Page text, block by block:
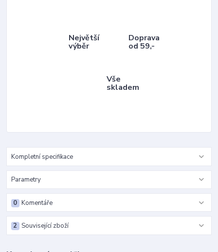
Největší
výběr
Doprava
od 59,-
Vše
skladem
Kompletní specifikace
Parametry
Komentáře
0
Související zboží
2